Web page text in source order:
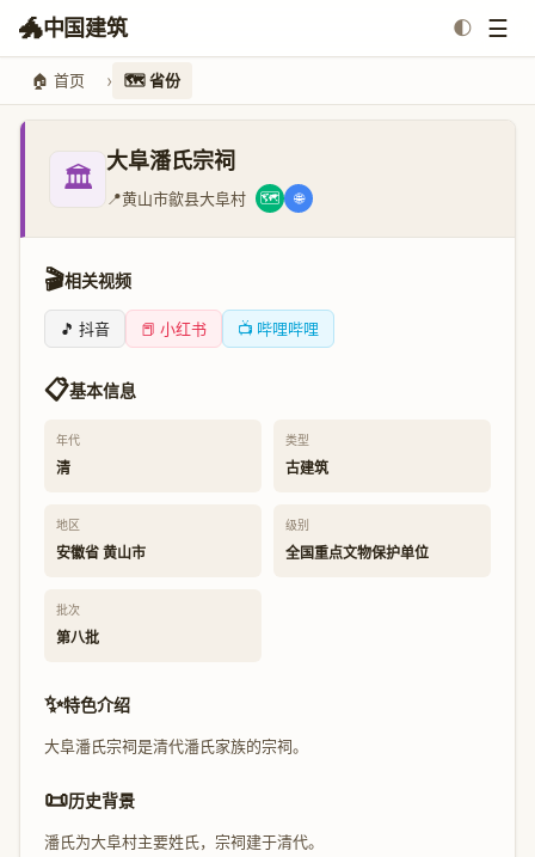
🐲中国建筑 🌓 ☰
🏠 首页 🗺️ 省份
🏛️ 大阜潘氏宗祠
📍黄山市歙县大阜村 🗺️ 🌐
🎬相关视频
🎵 抖音 📕 小红书 📺 哔哩哔哩
📋基本信息
年代
清
类型
古建筑
地区
安徽省 黄山市
级别
全国重点文物保护单位
批次
第八批
✨特色介绍
大阜潘氏宗祠是清代潘氏家族的宗祠。
📜历史背景
潘氏为大阜村主要姓氏，宗祠建于清代。